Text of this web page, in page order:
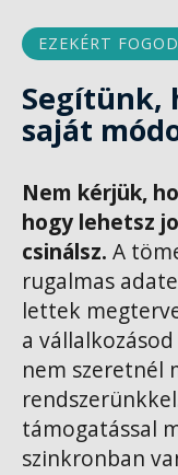
EZEKÉRT
Segítünk,
saját
Nem kérjük,
hogy lehetsz
csinálsz. A
rugalmas
lettek
a
nem szeretnél
rendszerünkkel.
támogatással
szinkronban